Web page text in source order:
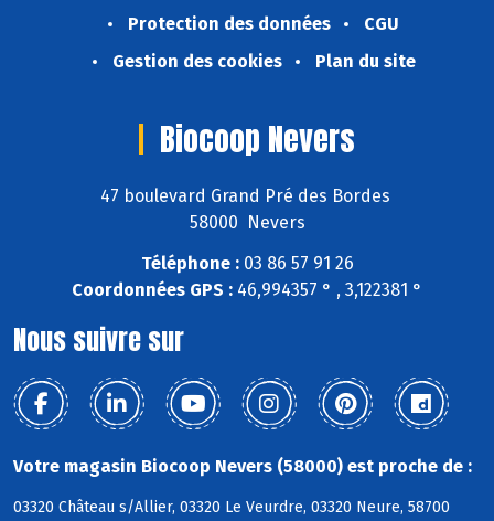
Protection des données
CGU
Gestion des cookies
Plan du site
Biocoop Nevers
47 boulevard Grand Pré des Bordes
58000 Nevers
Téléphone :03 86 57 91 26
Coordonnées GPS : 46,994357 ° , 3,122381 °
Nous suivre sur
Votre magasin Biocoop Nevers (58000) est proche de :
03320 Château s/Allier, 03320 Le Veurdre, 03320 Neure, 58700